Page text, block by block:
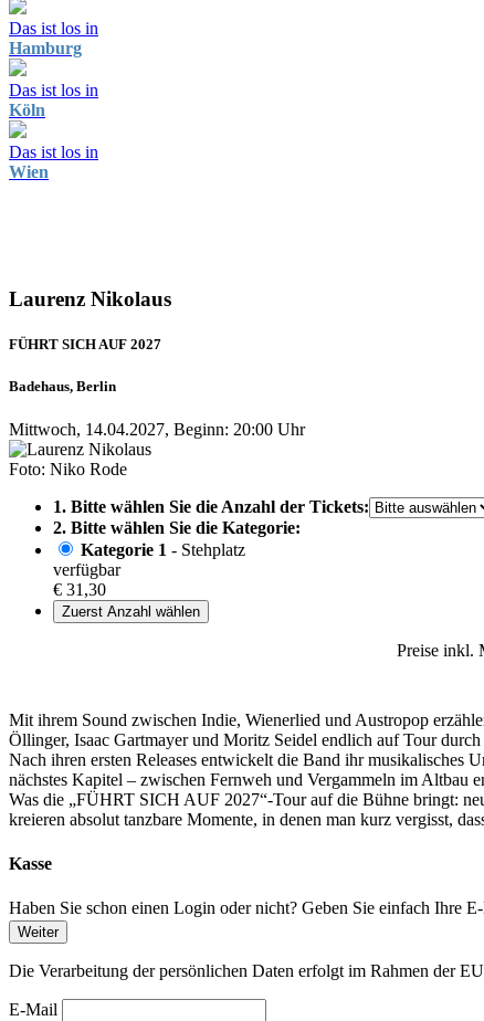
Das ist los in
Hamburg
Das ist los in
Köln
Das ist los in
Wien
Laurenz Nikolaus
FÜHRT SICH AUF 2027
Badehaus, Berlin
Mittwoch, 14.04.2027, Beginn: 20:00 Uhr
Foto: Niko Rode
1. Bitte wählen Sie die Anzahl der Tickets:
2. Bitte wählen Sie die Kategorie:
Kategorie 1 - Stehplatz
verfügbar
€ 31,30
Zuerst Anzahl wählen
Preise inkl.
Mit ihrem Sound zwischen Indie, Wienerlied und Austropop
Öllinger, Isaac Gartmayer und Moritz Seidel endlich auf Tour
Nach ihren ersten Releases entwickelt die Band ihr musikalisches
nächstes Kapitel – zwischen Fernweh und Vergammeln im Altbau
Was die „FÜHRT SICH AUF 2027“-Tour auf die Bühne bringt:
kreieren absolut tanzbare Momente, in denen man kurz vergisst,
Kasse
Haben Sie schon einen Login oder nicht? Geben Sie einfach Ihre
Weiter
Die Verarbeitung der persönlichen Daten erfolgt im Rahmen der
E-Mail